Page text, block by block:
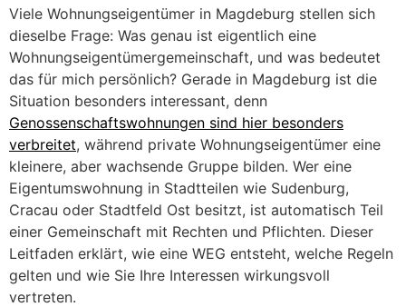
Viele Wohnungseigentümer in Magdeburg stellen sich
dieselbe Frage: Was genau ist eigentlich eine
Wohnungseigentümergemeinschaft, und was bedeutet
das für mich persönlich? Gerade in Magdeburg ist die
Situation besonders interessant, denn
Genossenschaftswohnungen sind hier besonders
verbreitet, während private Wohnungseigentümer eine
kleinere, aber wachsende Gruppe bilden. Wer eine
Eigentumswohnung in Stadtteilen wie Sudenburg,
Cracau oder Stadtfeld Ost besitzt, ist automatisch Teil
einer Gemeinschaft mit Rechten und Pflichten. Dieser
Leitfaden erklärt, wie eine WEG entsteht, welche Regeln
gelten und wie Sie Ihre Interessen wirkungsvoll
vertreten.